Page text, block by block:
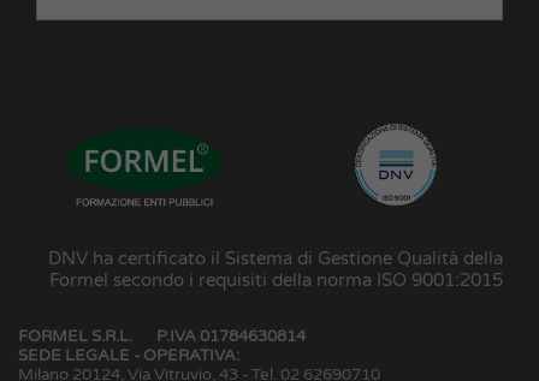
DNV ha certificato il Sistema di Gestione Qualità della
Formel secondo i requisiti della norma ISO 9001:2015
FORMEL S.R.L.
P.IVA 01784630814
SEDE LEGALE - OPERATIVA:
Milano 20124, Via Vitruvio, 43 - Tel. 02 62690710